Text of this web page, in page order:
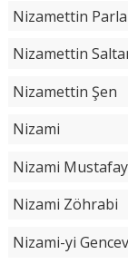
Nizamettin
Nizamettin
Nizamettin Şen
Nizami
Nizami
Nizami Zöhrabi
Nizami-yi